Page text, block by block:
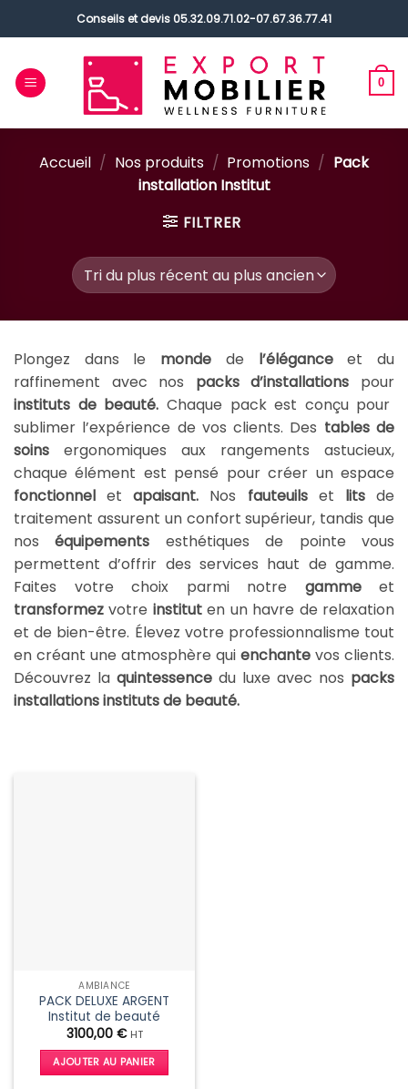
au
Conseils et devis 05.32.09.71.02-07.67.36.77.41
0
Accueil / Nos produits / Promotions / Pack
installation Institut
FILTRER
Plongez dans le monde de l’éléganceet du
raffinement avec nos packs d’installations pour
instituts de beauté. Chaque pack est conçu pour
sublimer l’expérience de vos clients. Des tables de
soins ergonomiques aux rangements astucieux,
chaque élément est pensé pour créer un espace
fonctionnel etapaisant. Nos fauteuilset litsde
traitement assurent un confort supérieur, tandis que
noséquipements esthétiques de pointe vous
permettent d’offrir des services haut de gamme.
Faites votre choix parmi notre gammeet
transformez votre instituten un havre de relaxation
et de bien-être. Élevez votre professionnalisme tout
en créant une atmosphère qui enchante vos clients.
Découvrez la quintessence du luxe avec nos packs
installations instituts de beauté.
AMBIANCE
PACK DELUXE ARGENT
Institut de beauté
3100,00 € HT
AJOUTER AU PANIER